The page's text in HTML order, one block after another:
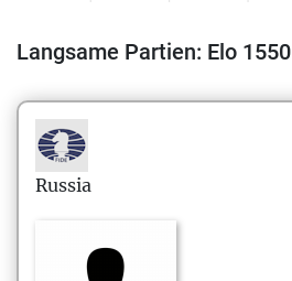
Langsame Partien: Elo 1550
Russia